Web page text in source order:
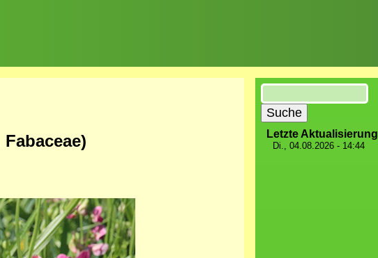
Fabaceae)
Suche
Letzte Aktualisierung
Di., 04.08.2026 - 14:44